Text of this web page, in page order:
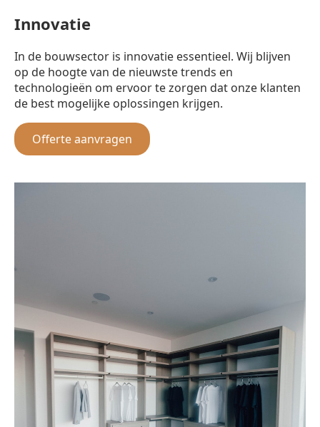
Innovatie
In de bouwsector is innovatie essentieel. Wij blijven
op de hoogte van de nieuwste trends en
technologieën om ervoor te zorgen dat onze klanten
de best mogelijke oplossingen krijgen.
Offerte aanvragen